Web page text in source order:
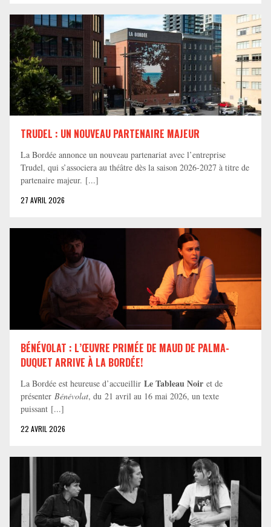
TRUDEL : UN NOUVEAU PARTENAIRE MAJEUR
La Bordée annonce un nouveau partenariat avec l’entreprise
Trudel, qui s’associera au théâtre dès la saison 2026-2027 à titre de
partenaire majeur. [...]
27 AVRIL 2026
BÉNÉVOLAT : L’ŒUVRE PRIMÉE DE MAUD DE PALMA-
DUQUET ARRIVE À LA BORDÉE!
La Bordée est heureuse d’accueillir Le Tableau Noir et de
présenter Bénévolat, du 21 avril au 16 mai 2026, un texte
puissant [...]
22 AVRIL 2026